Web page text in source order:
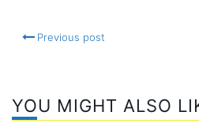
Previous post
YOU MIGHT ALSO